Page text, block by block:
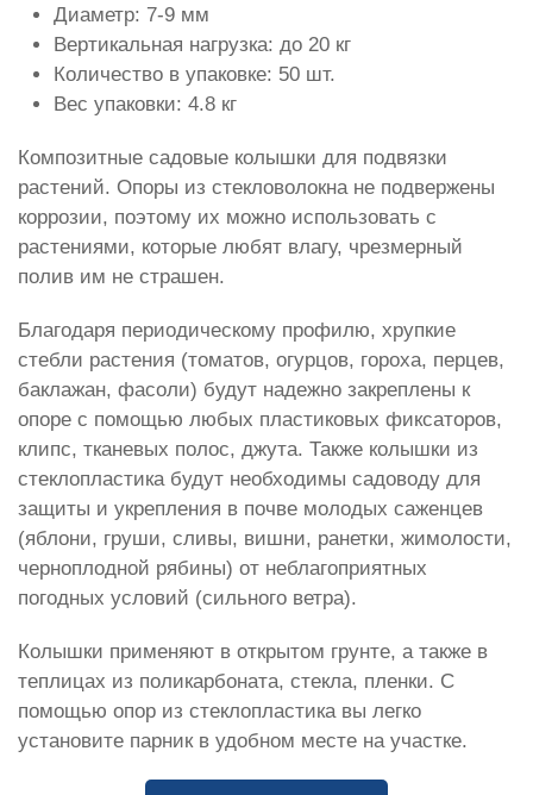
Диаметр: 7-9 мм
Вертикальная нагрузка: до 20 кг
Количество в упаковке: 50 шт.
Вес упаковки: 4.8 кг
Композитные садовые колышки для подвязки
растений. Опоры из стекловолокна не подвержены
коррозии, поэтому их можно использовать с
растениями, которые любят влагу, чрезмерный
полив им не страшен.
Благодаря периодическому профилю, хрупкие
стебли растения (томатов, огурцов, гороха, перцев,
баклажан, фасоли) будут надежно закреплены к
опоре с помощью любых пластиковых фиксаторов,
клипс, тканевых полос, джута. Также колышки из
стеклопластика будут необходимы садоводу для
защиты и укрепления в почве молодых саженцев
(яблони, груши, сливы, вишни, ранетки, жимолости,
черноплодной рябины) от неблагоприятных
погодных условий (сильного ветра).
Колышки применяют в открытом грунте, а также в
теплицах из поликарбоната, стекла, пленки. С
помощью опор из стеклопластика вы легко
установите парник в удобном месте на участке.